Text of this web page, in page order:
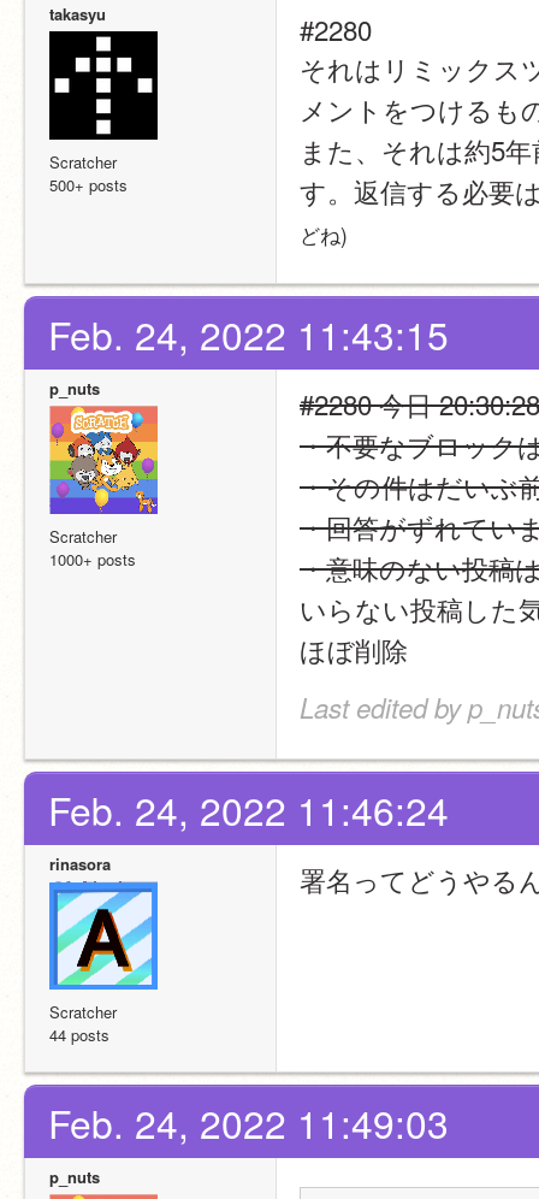
takasyu
Scratcher
500+ posts
#2280
それはリミックス
メントをつけるも
また、それは約5
す。返信する必要
どね)
Feb. 24, 2022 11:43:15
p_nuts
Scratcher
1000+ posts
#2280 今日 20:30:28
・不要なブロック
・その件はだいぶ
・回答がずれてい
・意味のない投稿
いらない投稿した
ほぼ削除
Last edited by
Feb. 24, 2022 11:46:24
rinasora
Scratcher
44 posts
署名ってどうやる
Feb. 24, 2022 11:49:03
p_nuts